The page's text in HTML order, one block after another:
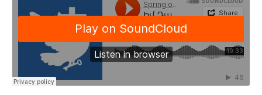
ԾՐԱԳԻՐՆԵՐ ԵՒ ՓՈՏՔԱՍԹՆԵՐ
ՇԻՆԱՐԱՐՈՒԹԻՒՆ
ՆԱՄԱԿԱՆԻ